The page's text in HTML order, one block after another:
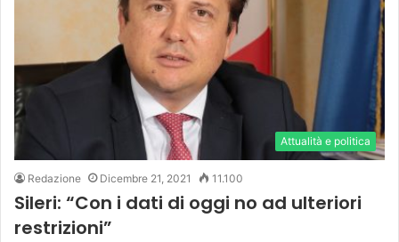
Attualità e politica
Redazione Dicembre 21, 2021 11.100
Sileri: “Con i dati di oggi no ad ulteriori
restrizioni”